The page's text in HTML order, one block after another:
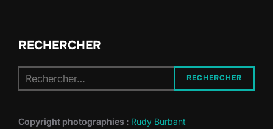
RECHERCHER
pour :
RECHERCHER
Copyright photographies : Rudy Burbant